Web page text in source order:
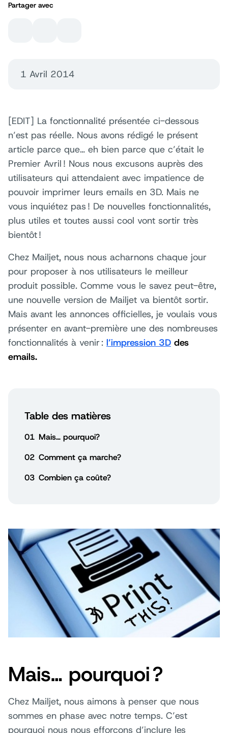
Partager avec
1 Avril 2014
[EDIT] La fonctionnalité présentée ci-dessous
n’est pas réelle. Nous avons rédigé le présent
article parce que… eh bien parce que c’était le
Premier Avril ! Nous nous excusons auprès des
utilisateurs qui attendaient avec impatience de
pouvoir imprimer leurs emails en 3D. Mais ne
vous inquiétez pas ! De nouvelles fonctionnalités,
plus utiles et toutes aussi cool vont sortir très
bientôt !
Chez Mailjet, nous nous acharnons chaque jour
pour proposer à nos utilisateurs le meilleur
produit possible. Comme vous le savez peut-être,
une nouvelle version de Mailjet va bientôt sortir.
Mais avant les annonces officielles, je voulais vous
présenter en avant-première une des nombreuses
fonctionnalités à venir : l’impression 3D des
emails.
Table des matières
01 Mais… pourquoi?
02 Comment ça marche?
03 Combien ça coûte?
Mais… pourquoi ?
Chez Mailjet, nous aimons à penser que nous
sommes en phase avec notre temps. C’est
pourquoi nous nous efforçons d’inclure les